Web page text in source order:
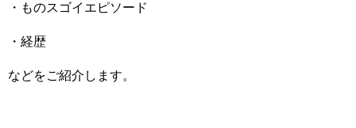
・ものスゴイエピソード
・経歴
などをご紹介します。